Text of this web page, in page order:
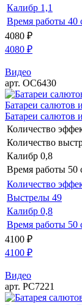
Калибр 1,1
Время работы 40
4080 ₽
4080 ₽
Видео
арт. ОС6430
Батареи салютов
Батареи салютов
Количество
Количество
Калибр 0,8
Время работы 50
Количество
Выстрелы 49
Калибр 0,8
Время работы 50
4100 ₽
4100 ₽
Видео
арт. РС7221